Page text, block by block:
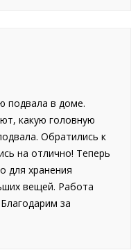
подвала в доме.
какую головную
Обратились к
на отлично! Теперь
для хранения
вещей. Работа
за